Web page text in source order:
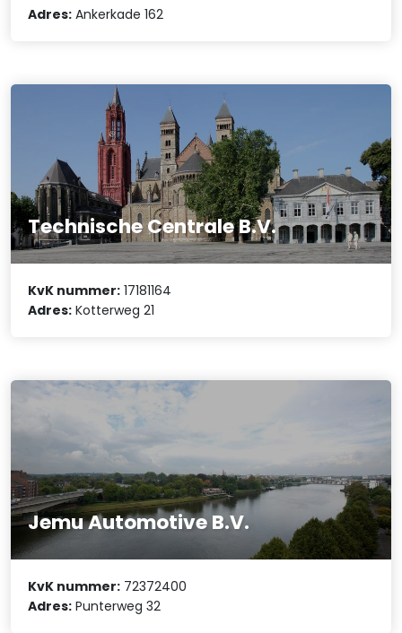
Adres: Ankerkade 162
Technische Centrale B.V.
KvK nummer: 17181164
Adres: Kotterweg 21
Jemu Automotive B.V.
KvK nummer: 72372400
Adres: Punterweg 32